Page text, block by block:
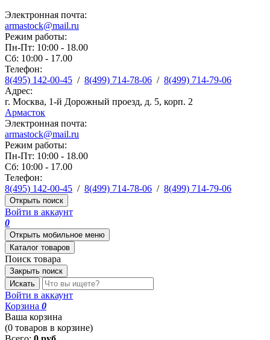
Электронная почта:
armastock@mail.ru
Режим работы:
Пн-Пт: 10:00 - 18.00
Сб: 10:00 - 17.00
Телефон:
8(495) 142-00-45 / 8(499) 714-78-06 / 8(499) 714-79-06
Адрес:
г. Москва, 1-й Дорожный проезд, д. 5, корп. 2
Армасток
Электронная почта:
armastock@mail.ru
Режим работы:
Пн-Пт: 10:00 - 18.00
Сб: 10:00 - 17.00
Телефон:
8(495) 142-00-45 / 8(499) 714-78-06 / 8(499) 714-79-06
Открыть поиск
Войти в аккаунт
0
Открыть мобильное меню
Каталог товаров
Поиск товара
Закрыть поиск
Искать
Войти в аккаунт
Корзина 0
Ваша корзина
(0 товаров в корзине)